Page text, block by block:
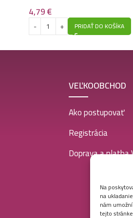
Na
na
nám
tejto
4,79€
PRIDAŤ DO KOŠÍKA
VEĽKOOBCHOD
Ako postupovať
Registrácia
Doprava a platba